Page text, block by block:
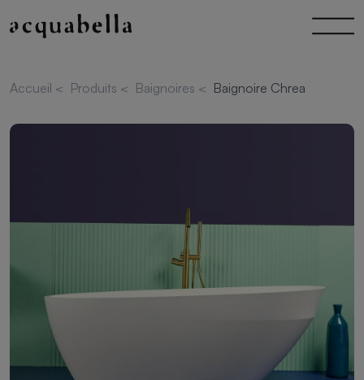
Accueil < Produits < Baignoires < Baignoire Chrea